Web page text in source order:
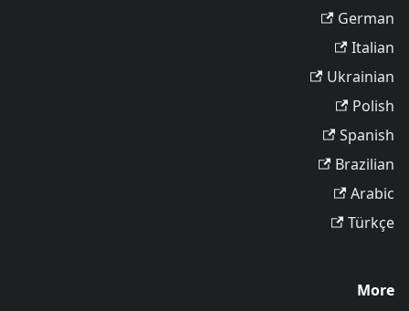
German
Italian
Ukrainian
Polish
Spanish
Brazilian
Arabic
Türkçe
More